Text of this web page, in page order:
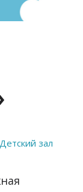
Детский зал